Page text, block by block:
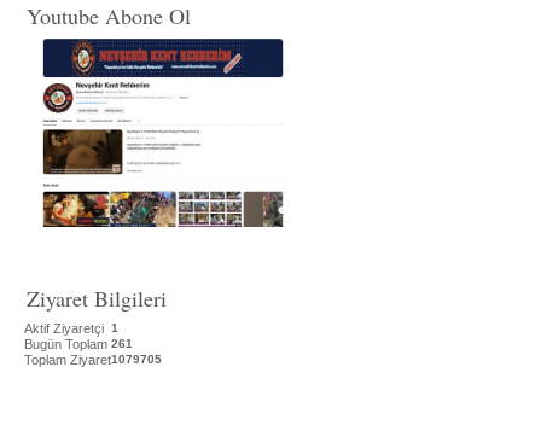
Youtube Abone Ol
Ziyaret Bilgileri
Aktif Ziyaretçi 1
Bugün Toplam 261
Toplam Ziyaret1079705